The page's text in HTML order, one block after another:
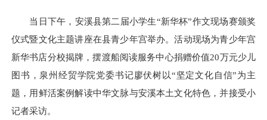
当日下午，安溪县第二届小学生“新华杯”作文现场赛颁奖
仪式暨文化主题讲座在县青少年宫举办。活动现场为青少年宫
新华书店分校揭牌，摆渡船阅读服务中心捐赠价值20万元少儿
图书，泉州经贸学院党委书记廖伏树以“坚定文化自信”为主
题，用鲜活案例解读中华文脉与安溪本土文化特色，并接受小
记者采访。